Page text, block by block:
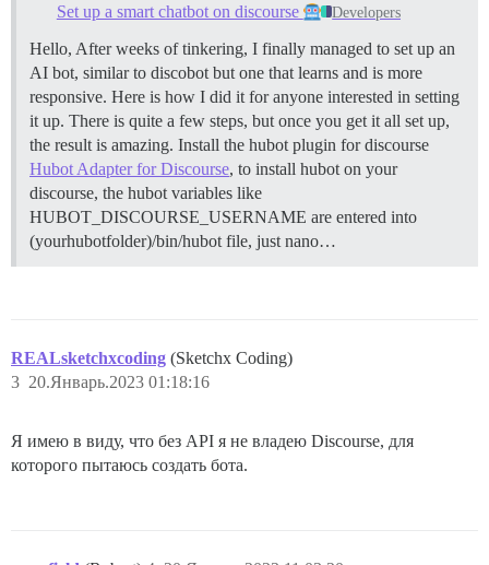
Set up a smart chatbot on discourse Developers
Hello, After weeks of tinkering, I finally managed to set up an
AI bot, similar to discobot but one that learns and is more
responsive. Here is how I did it for anyone interested in setting
it up. There is quite a few steps, but once you get it all set up,
the result is amazing. Install the hubot plugin for discourse
Hubot Adapter for Discourse, to install hubot on your
discourse, the hubot variables like
HUBOT_DISCOURSE_USERNAME are entered into
(yourhubotfolder)/bin/hubot file, just nano…
REALsketchxcoding (Sketchx Coding)
20.Январь.2023 01:18:16
3
Я имею в виду, что без API я не владею Discourse, для
которого пытаюсь создать бота.